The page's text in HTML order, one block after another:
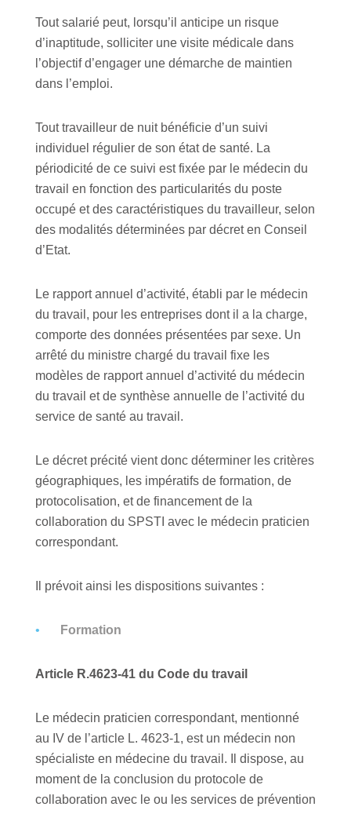
Tout salarié peut, lorsqu’il anticipe un risque
d’inaptitude, solliciter une visite médicale dans
l’objectif d’engager une démarche de maintien
dans l’emploi.
Tout travailleur de nuit bénéficie d’un suivi
individuel régulier de son état de santé. La
périodicité de ce suivi est fixée par le médecin du
travail en fonction des particularités du poste
occupé et des caractéristiques du travailleur, selon
des modalités déterminées par décret en Conseil
d’Etat.
Le rapport annuel d’activité, établi par le médecin
du travail, pour les entreprises dont il a la charge,
comporte des données présentées par sexe. Un
arrêté du ministre chargé du travail fixe les
modèles de rapport annuel d’activité du médecin
du travail et de synthèse annuelle de l’activité du
service de santé au travail.
Le décret précité vient donc déterminer les critères
géographiques, les impératifs de formation, de
protocolisation, et de financement de la
collaboration du SPSTI avec le médecin praticien
correspondant.
Il prévoit ainsi les dispositions suivantes :
Formation
Article R.4623-41 du Code du travail
Le médecin praticien correspondant, mentionné
au IV de l’article L. 4623-1, est un médecin non
spécialiste en médecine du travail. Il dispose, au
moment de la conclusion du protocole de
collaboration avec le ou les services de prévention